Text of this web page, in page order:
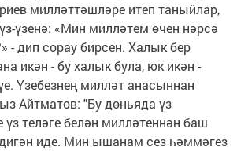
милләттәшләре итеп таныйлар,
үзенә: «Мин милләтем өчен нәрсә
- дип сорау бирсен. Халык бер
икән - бу халык була, юк икән -
Үзебезнең милләт анасыннан
Айтматов: "Бу дөньяда үз
теләге белән милләтеннән баш
иде. Мин ышанам сез һәммәгез